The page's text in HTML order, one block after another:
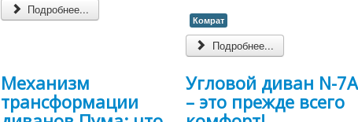
Подробнее...
Комрат
Подробнее...
Механизм
трансформации
Угловой диван N-7A
– это прежде всего